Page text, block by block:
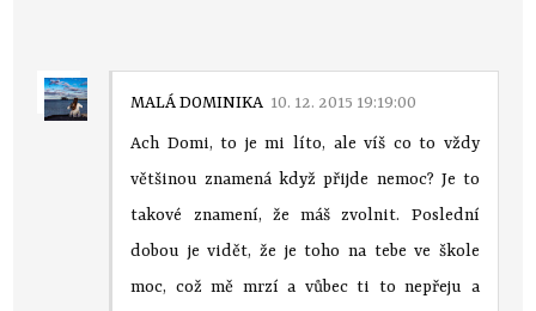
MALÁ DOMINIKA 10. 12. 2015 19:19:00
Ach Domi, to je mi líto, ale víš co to vždy
většinou znamená když přijde nemoc? Je to
takové znamení, že máš zvolnit. Poslední
dobou je vidět, že je toho na tebe ve škole
moc, což mě mrzí a vůbec ti to nepřeju a